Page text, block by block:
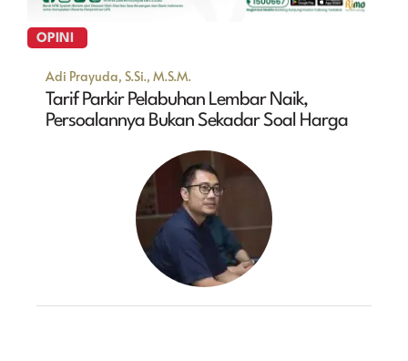
OPINI
Adi Prayuda, S.Si., M.S.M.
Tarif Parkir Pelabuhan Lembar Naik,
Persoalannya Bukan Sekadar Soal Harga